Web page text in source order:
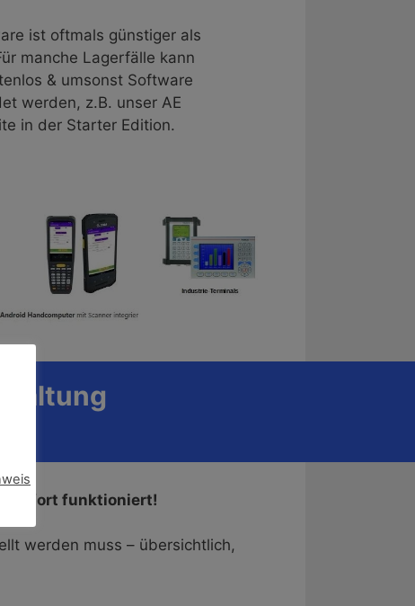
ist oftmals günstiger als
manche Lagerfälle kann
& umsonst Software
werden, z.B. unser AE
in der Starter Edition.
sofort funktioniert!
werden muss – übersichtlich,